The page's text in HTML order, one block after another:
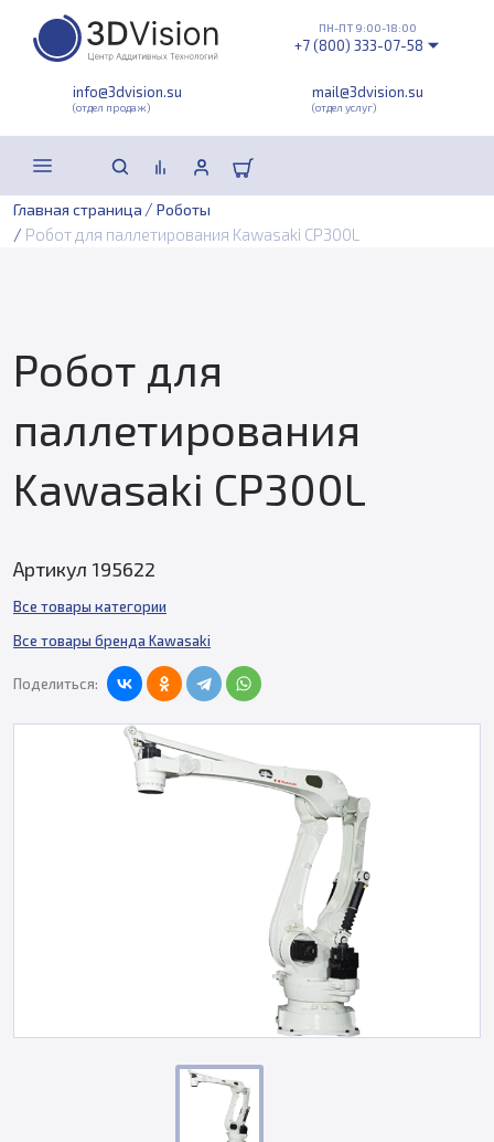
info@3dvision.su
(отдел продаж)
mail@3dvision.su
(отдел услуг)
ПН-ПТ 9:00-18:00
+7 (800) 333-07-58
Главная страница / Роботы
/ Робот для паллетирования Kawasaki CP300L
Робот для
паллетирования
Kawasaki CP300L
Артикул 195622
Все товары категории
Все товары бренда Kawasaki
Поделиться: